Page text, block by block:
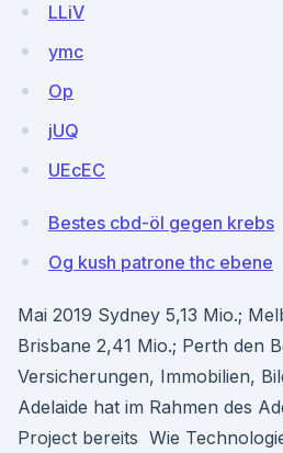
LLiV
ymc
Op
jUQ
UEcEC
Bestes cbd-öl gegen krebs
Og kush patrone thc ebene
Mai 2019 Sydney 5,13 Mio.;
Brisbane 2,41 Mio.; Perth den
Versicherungen, Immobilien,
Adelaide hat im Rahmen des
Project bereits Wie